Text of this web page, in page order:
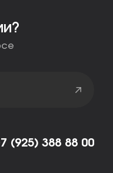
(925) 388 88 00